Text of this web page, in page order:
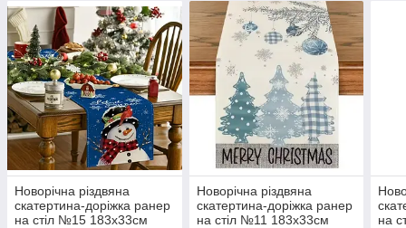
Новорічна різдвяна
скатертина-доріжка ранер
на стіл №15 183х33см
Новорічна різдвяна
скатертина-доріжка ранер
на стіл №11 183х33см
на